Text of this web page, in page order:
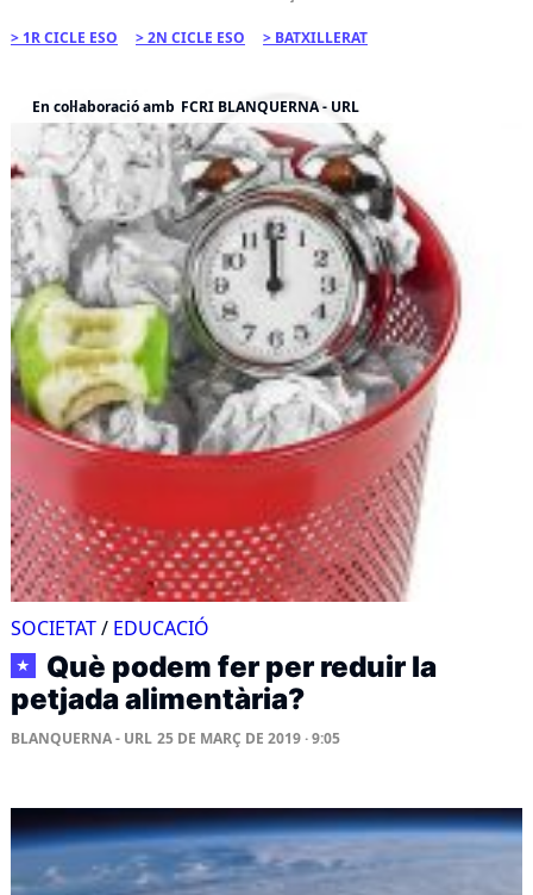
1R CICLE ESO 2N CICLE ESO BATXILLERAT
En col·laboració amb FCRI BLANQUERNA - URL
SOCIETAT/ EDUCACIÓ
★
Què podem fer per reduir la
petjada alimentària?
BLANQUERNA - URL 25 DE MARÇ DE 2019 · 9:05